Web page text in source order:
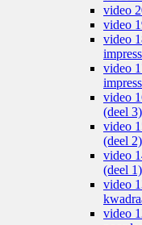
video
video
video
video
video
(deel
video
(deel 2)
video
(deel 1)
video
video